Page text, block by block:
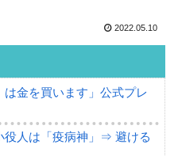
2022.05.10
は金を買います」公式プレ
役人は「疫病神」⇒ 避ける